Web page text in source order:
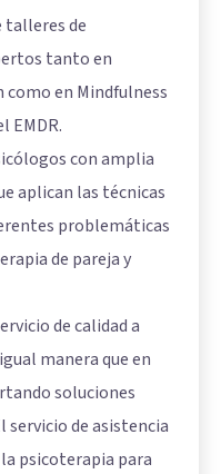
talleres de
tanto en
en Mindfulness
EMDR.
con amplia
aplican las técnicas
problemáticas
de pareja y
de calidad a
manera que en
soluciones
servicio de asistencia
psicoterapia para